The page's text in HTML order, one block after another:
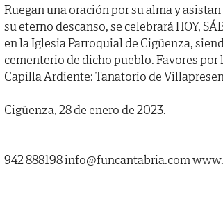
Ruegan una oración por su alma y
su eterno descanso, se celebrará HOY,
en la Iglesia Parroquial de Cigüenza,
cementerio de dicho pueblo. Favores
Capilla Ardiente: Tanatorio de
Cigüenza, 28 de enero de 2023.
942 888198 info@funcantabria.com